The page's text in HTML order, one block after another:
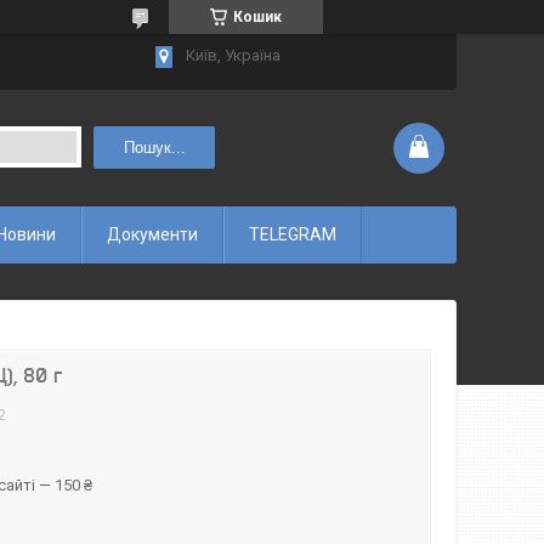
Кошик
Київ, Україна
Пошук...
Документи TELEGRAM
80 г
— 150 ₴